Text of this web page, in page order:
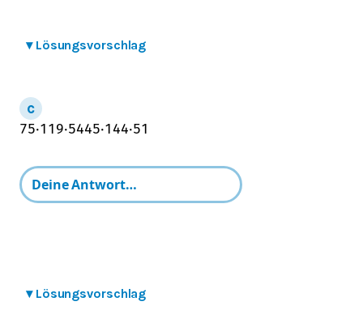
▾ Lösungsvorschlag
75⋅119⋅5445⋅144⋅51
▾ Lösungsvorschlag